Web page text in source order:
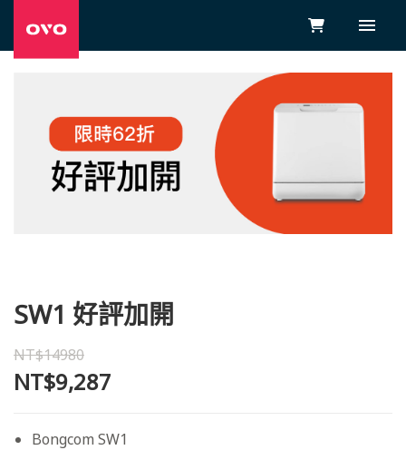
SW1 好評加開
NT$14980
NT$9,287
Bongcom SW1